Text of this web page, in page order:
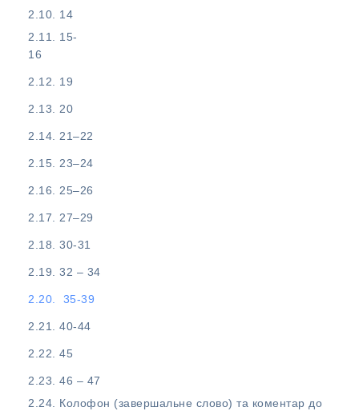
14
15-
16
19
20
21–22
23–24
25–26
27–29
30-31
32 – 34
35-39
40-44
45
46 – 47
Колофон (завершальне слово) та коментар до